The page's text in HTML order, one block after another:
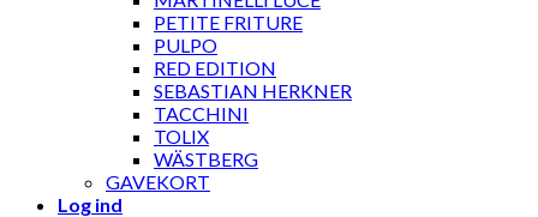
PETITE FRITURE
PULPO
RED EDITION
SEBASTIAN HERKNER
TACCHINI
TOLIX
WÄSTBERG
GAVEKORT
Log ind